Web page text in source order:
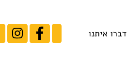
דברו איתנו